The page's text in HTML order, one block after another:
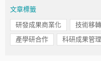
文章標籤
研發成果商業化 技術移轉
產學研合作
科研成果管